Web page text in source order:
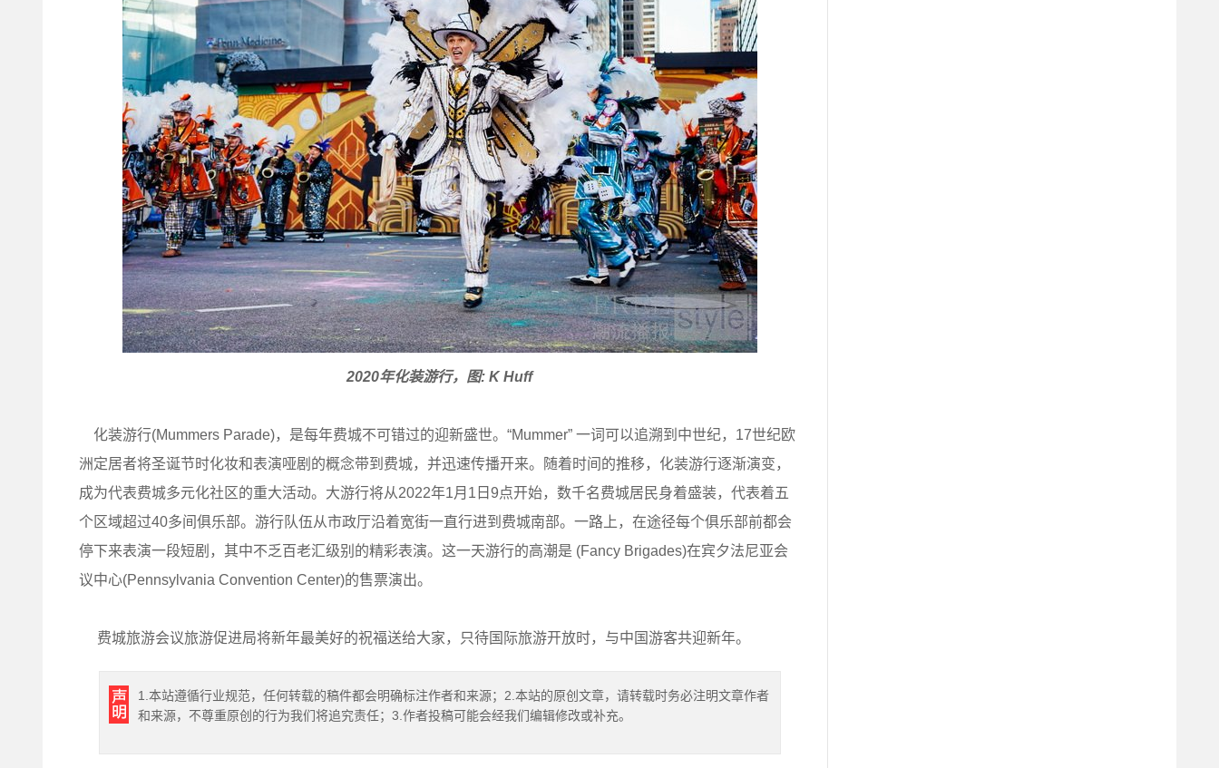
2020年化装游行，图: K Huff
化装游行(Mummers Parade)，是每年费城不可错过的迎新盛世。“Mummer” 一词可以追溯到中世纪，17世纪欧
洲定居者将圣诞节时化妆和表演哑剧的概念带到费城，并迅速传播开来。随着时间的推移，化装游行逐渐演变，
成为代表费城多元化社区的重大活动。大游行将从2022年1月1日9点开始，数千名费城居民身着盛装，代表着五
个区域超过40多间俱乐部。游行队伍从市政厅沿着宽街一直行进到费城南部。一路上，在途径每个俱乐部前都会
停下来表演一段短剧，其中不乏百老汇级别的精彩表演。这一天游行的高潮是 (Fancy Brigades)在宾夕法尼亚会
议中心(Pennsylvania Convention Center)的售票演出。
费城旅游会议旅游促进局将新年最美好的祝福送给大家，只待国际旅游开放时，与中国游客共迎新年。
1.本站遵循行业规范，任何转载的稿件都会明确标注作者和来源；2.本站的原创文章，请转载时务必注明文章作者
和来源，不尊重原创的行为我们将追究责任；3.作者投稿可能会经我们编辑修改或补充。